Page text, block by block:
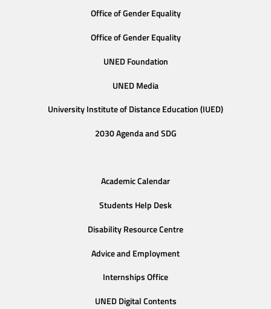
Office of Gender Equality
Office of Gender Equality
UNED Foundation
UNED Media
University Institute of Distance Education (IUED)
2030 Agenda and SDG
Academic Calendar
Students Help Desk
Disability Resource Centre
Advice and Employment
Internships Office
UNED Digital Contents